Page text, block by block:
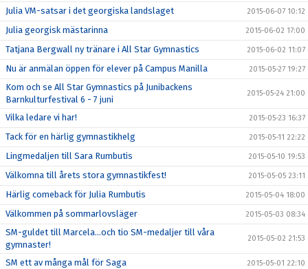
Julia VM-satsar i det georgiska landslaget 2015-06-07 10:12
Julia georgisk mästarinna 2015-06-02 17:00
Tatjana Bergwall ny tränare i All Star Gymnastics 2015-06-02 11:07
Nu är anmälan öppen för elever på Campus Manilla 2015-05-27 19:27
Kom och se All Star Gymnastics på Junibackens
Barnkulturfestival 6 - 7 juni
2015-05-24 21:00
Vilka ledare vi har! 2015-05-23 16:37
Tack för en härlig gymnastikhelg 2015-05-11 22:22
Lingmedaljen till Sara Rumbutis 2015-05-10 19:53
Välkomna till årets stora gymnastikfest! 2015-05-05 23:11
Härlig comeback för Julia Rumbutis 2015-05-04 18:00
Välkommen på sommarlovsläger 2015-05-03 08:34
SM-guldet till Marcela...och tio SM-medaljer till våra
gymnaster!
2015-05-02 21:53
SM ett av många mål för Saga 2015-05-01 22:10